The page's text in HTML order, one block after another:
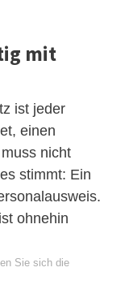
mit
ist jeder
einen
nicht
stimmt: Ein
ohnehin
Sie sich die